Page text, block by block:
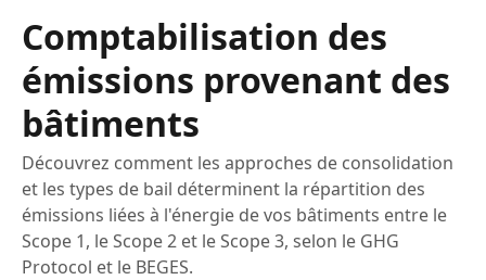
Comptabilisation des
émissions provenant des
bâtiments
Découvrez comment les approches de consolidation
et les types de bail déterminent la répartition des
émissions liées à l'énergie de vos bâtiments entre le
Scope 1, le Scope 2 et le Scope 3, selon le GHG
Protocol et le BEGES.